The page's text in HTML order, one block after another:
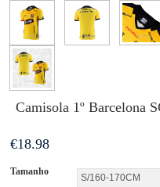
Camisola 1º Barcelona
€18.98
Tamanho